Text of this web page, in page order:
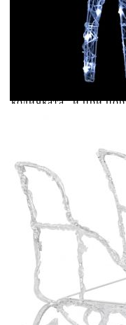
Предоставената
Добавете продукта
количката" и при
вноски на кредита.
Предоставената
Добавете продукта
количката" и при
поръчката Ви
разполагате с три
Отложено до 30 дни
поръчката без
400 лв. / €204,52
Плащане на 4
поръчката си на
разделя на 3 равни
покупки на
Плащане на 6
разпределя в 6
покупки на